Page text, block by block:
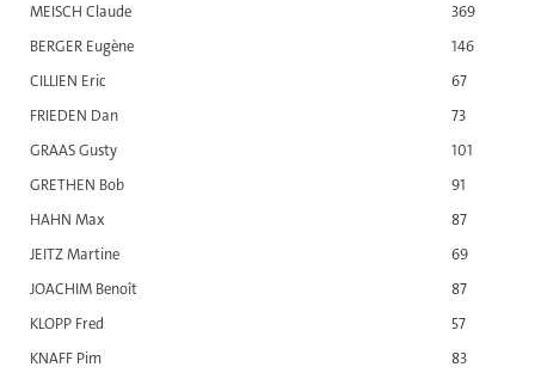
MEISCH Claude
369
BERGER Eugène
146
CILLIEN Eric
67
FRIEDEN Dan
73
GRAAS Gusty
101
GRETHEN Bob
91
HAHN Max
87
JEITZ Martine
69
JOACHIM Benoît
87
KLOPP Fred
57
KNAFF Pim
83